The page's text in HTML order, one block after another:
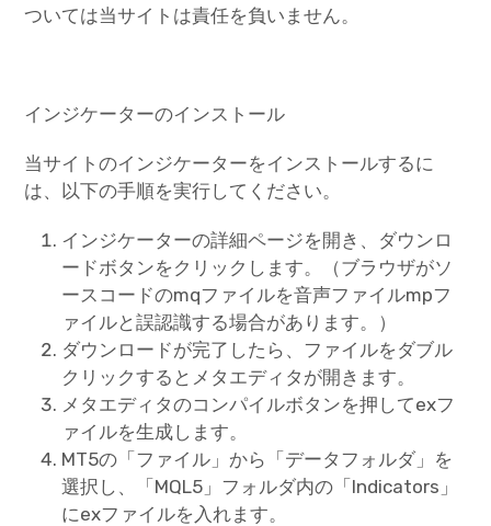
ついては当サイトは責任を負いません。
インジケーターのインストール
当サイトのインジケーターをインストールするに
は、以下の手順を実行してください。
インジケーターの詳細ページを開き、ダウンロ
ードボタンをクリックします。（ブラウザがソ
ースコードのmqファイルを音声ファイルmpフ
ァイルと誤認識する場合があります。）
ダウンロードが完了したら、ファイルをダブル
クリックするとメタエディタが開きます。
メタエディタのコンパイルボタンを押してexフ
ァイルを生成します。
MT5の「ファイル」から「データフォルダ」を
選択し、「MQL5」フォルダ内の「Indicators」
にexファイルを入れます。